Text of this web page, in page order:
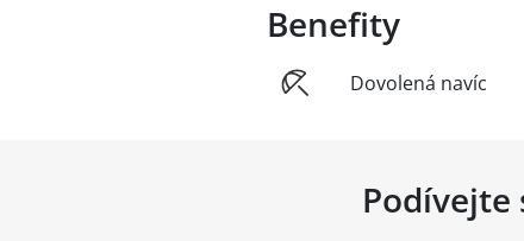
Benefity
Dovolená navíc
Podívejte